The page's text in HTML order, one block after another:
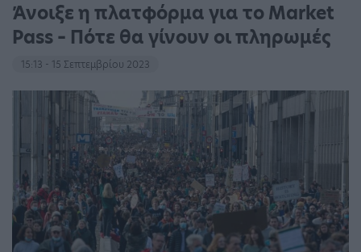
Άνοιξε η πλατφόρμα για το Market
Pass – Πότε θα γίνουν οι πληρωμές
15:13 - 15 Σεπτεμβρίου 2023